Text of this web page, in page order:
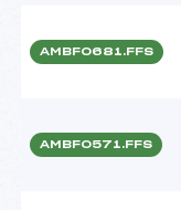
AMBF0681.FFS
AMBF0571.FFS